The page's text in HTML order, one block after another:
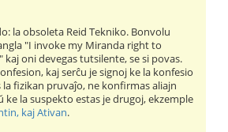
la obsoleta Reid Tekniko. Bonvolu
"I invoke my Miranda right to
kaj oni devegas tutsilente, se si povas.
kaj serĉu je signoj ke la konfesio
fizikan pruvaĵo, ne konfirmas aliajn
ke la suspekto estas je drugoj, ekzemple
kaj Ativan.